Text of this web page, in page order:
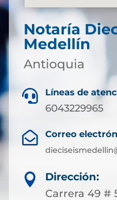
Notaría
Medellín
Antioquia
 Líneas de
6043229965
 Correo

Dirección:
Carrera 49 #